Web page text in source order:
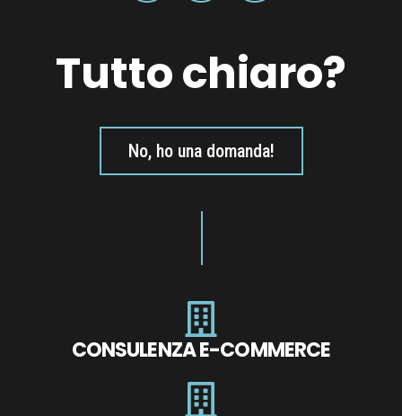
Tutto chiaro?
No, ho una domanda!
CONSULENZA E-COMMERCE